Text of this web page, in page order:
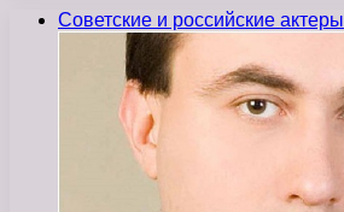
Советские и российские актеры